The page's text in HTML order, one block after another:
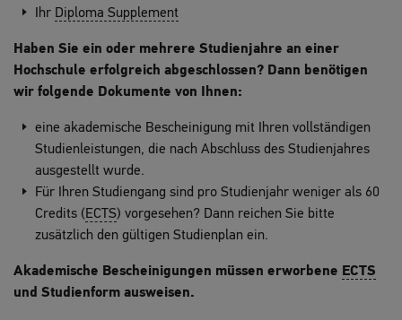
Ihr Diploma Supplement
Haben Sie ein oder mehrere Studienjahre an einer
Hochschule erfolgreich abgeschlossen? Dann benötigen
wir folgende Dokumente von Ihnen:
eine akademische Bescheinigung mit Ihren vollständigen
Studienleistungen, die nach Abschluss des Studienjahres
ausgestellt wurde.
Für Ihren Studiengang sind pro Studienjahr weniger als 60
Credits (ECTS) vorgesehen? Dann reichen Sie bitte
zusätzlich den gültigen Studienplan ein.
Akademische Bescheinigungen müssen erworbene ECTS
und Studienform ausweisen.